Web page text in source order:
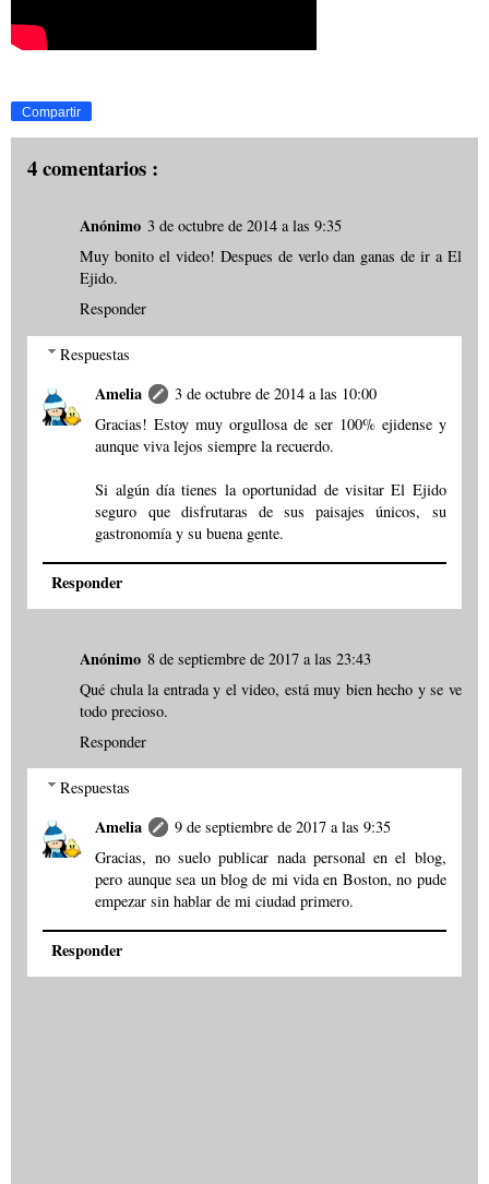
Compartir
4 comentarios :
Anónimo 3 de octubre de 2014 a las 9:35
Muy bonito el video! Despues de verlo dan ganas de ir a El
Ejido.
Responder
Respuestas
Amelia
3 de octubre de 2014 a las 10:00
Gracias! Estoy muy orgullosa de ser 100% ejidense y
aunque viva lejos siempre la recuerdo.
Si algún día tienes la oportunidad de visitar El Ejido
seguro que disfrutaras de sus paisajes únicos, su
gastronomía y su buena gente.
Responder
Anónimo 8 de septiembre de 2017 a las 23:43
Qué chula la entrada y el video, está muy bien hecho y se ve
todo precioso.
Responder
Respuestas
Amelia
9 de septiembre de 2017 a las 9:35
Gracias, no suelo publicar nada personal en el blog,
pero aunque sea un blog de mi vida en Boston, no pude
empezar sin hablar de mi ciudad primero.
Responder